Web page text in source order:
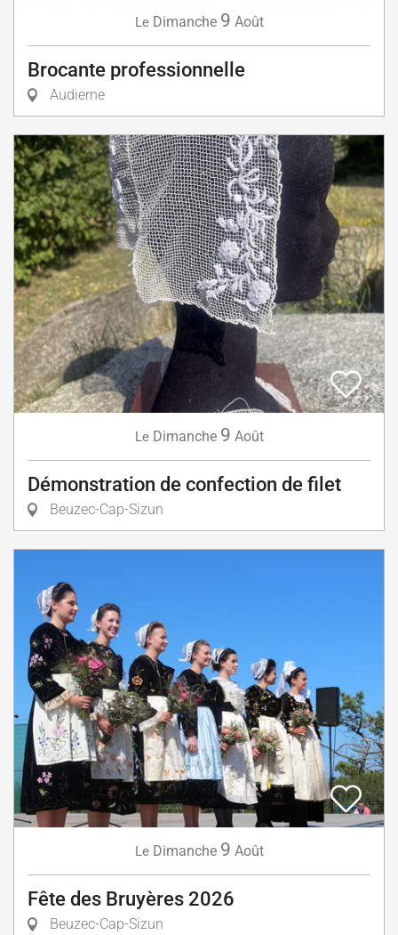
Le Dimanche 9 Août
Brocante professionnelle
Audierne
Le Dimanche 9 Août
Démonstration de confection de filet
Beuzec-Cap-Sizun
Le Dimanche 9 Août
Fête des Bruyères 2026
Beuzec-Cap-Sizun